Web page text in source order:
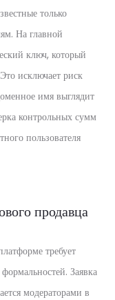
только
На главной
ключ, который
исключает риск
имя выглядит
контрольных сумм
пользователя
продавца
требует
Заявка
модераторами в